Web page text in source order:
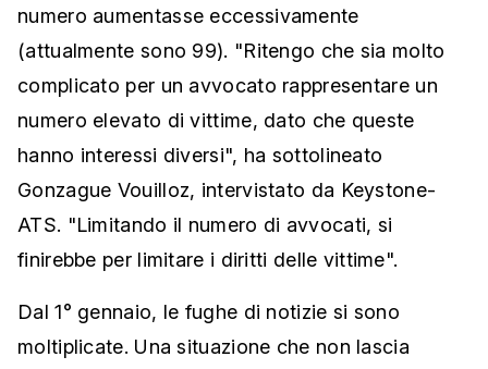
numero aumentasse eccessivamente
(attualmente sono 99). "Ritengo che sia molto
complicato per un avvocato rappresentare un
numero elevato di vittime, dato che queste
hanno interessi diversi", ha sottolineato
Gonzague Vouilloz, intervistato da Keystone-
ATS. "Limitando il numero di avvocati, si
finirebbe per limitare i diritti delle vittime".
Dal 1° gennaio, le fughe di notizie si sono
moltiplicate. Una situazione che non lascia